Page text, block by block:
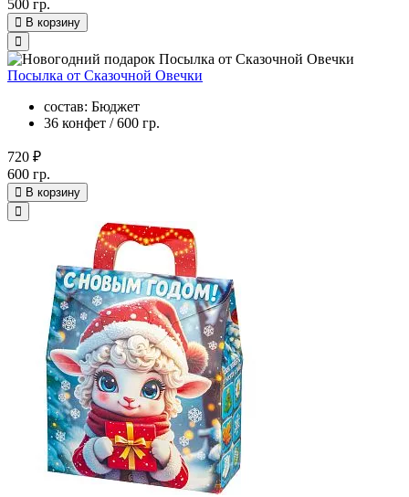
500 гр.
В корзину
Посылка от Сказочной Овечки
состав: Бюджет
36 конфет / 600 гр.
720 ₽
600 гр.
В корзину